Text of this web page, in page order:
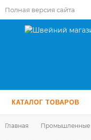
Полная версия сайта
КАТАЛОГ ТОВАРОВ
Главная